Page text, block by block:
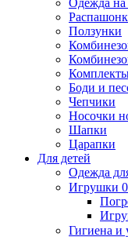
Одежда
Ползунки
Боди и
Чепчики
Носочки
Шапки
Царапки
Для детей
Одежда
Игрушки
Гигиена и